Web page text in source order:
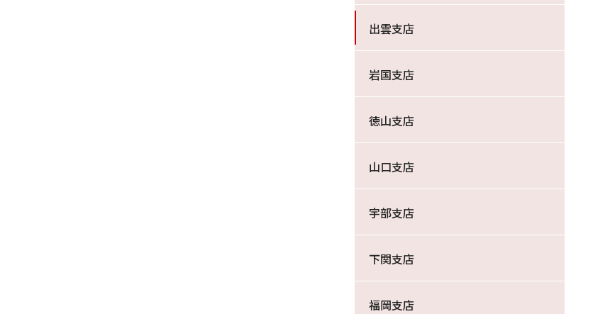
出雲支店
岩国支店
徳山支店
山口支店
宇部支店
下関支店
福岡支店